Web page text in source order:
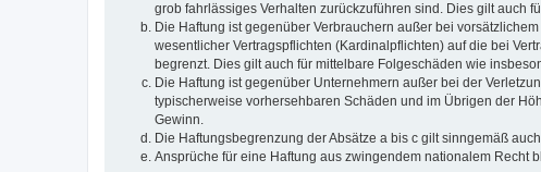
grob fahrlässiges Verhalten zurückzuführen sind. Dies gilt auch
Die Haftung ist gegenüber Verbrauchern außer bei
wesentlicher Vertragspflichten (Kardinalpflichten) auf die bei
begrenzt. Dies gilt auch für mittelbare Folgeschäden wie
Die Haftung ist gegenüber Unternehmern außer bei der
typischerweise vorhersehbaren Schäden und im Übrigen der
Gewinn.
Die Haftungsbegrenzung der Absätze a bis c gilt sinngemäß
Ansprüche für eine Haftung aus zwingendem nationalem Recht